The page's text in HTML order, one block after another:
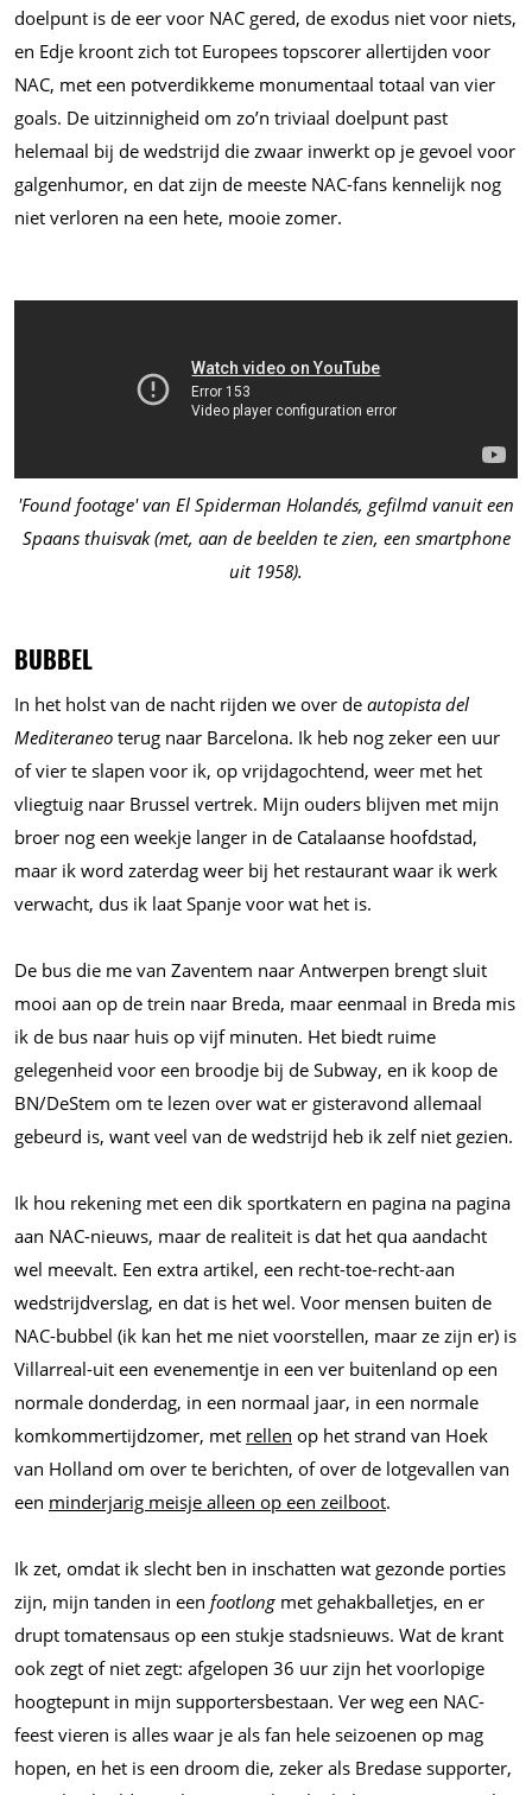
doelpunt is de eer voor NAC gered, de exodus niet voor niets,
en Edje kroont zich tot Europees topscorer allertijden voor
NAC, met een potverdikkeme monumentaal totaal van vier
goals. De uitzinnigheid om zo’n triviaal doelpunt past
helemaal bij de wedstrijd die zwaar inwerkt op je gevoel voor
galgenhumor, en dat zijn de meeste NAC-fans kennelijk nog
niet verloren na een hete, mooie zomer.
'Found footage' van El Spiderman Holandés, gefilmd vanuit een
Spaans thuisvak (met, aan de beelden te zien, een smartphone
uit 1958).
BUBBEL
In het holst van de nacht rijden we over de autopista del
Mediteraneo terug naar Barcelona. Ik heb nog zeker een uur
of vier te slapen voor ik, op vrijdagochtend, weer met het
vliegtuig naar Brussel vertrek. Mijn ouders blijven met mijn
broer nog een weekje langer in de Catalaanse hoofdstad,
maar ik word zaterdag weer bij het restaurant waar ik werk
verwacht, dus ik laat Spanje voor wat het is.
De bus die me van Zaventem naar Antwerpen brengt sluit
mooi aan op de trein naar Breda, maar eenmaal in Breda mis
ik de bus naar huis op vijf minuten. Het biedt ruime
gelegenheid voor een broodje bij de Subway, en ik koop de
BN/DeStem om te lezen over wat er gisteravond allemaal
gebeurd is, want veel van de wedstrijd heb ik zelf niet gezien.
Ik hou rekening met een dik sportkatern en pagina na pagina
aan NAC-nieuws, maar de realiteit is dat het qua aandacht
wel meevalt. Een extra artikel, een recht-toe-recht-aan
wedstrijdverslag, en dat is het wel. Voor mensen buiten de
NAC-bubbel (ik kan het me niet voorstellen, maar ze zijn er) is
Villarreal-uit een evenementje in een ver buitenland op een
normale donderdag, in een normaal jaar, in een normale
komkommertijdzomer, met rellen op het strand van Hoek
van Holland om over te berichten, of over de lotgevallen van
een minderjarig meisje alleen op een zeilboot.
Ik zet, omdat ik slecht ben in inschatten wat gezonde porties
zijn, mijn tanden in een footlong met gehakballetjes, en er
drupt tomatensaus op een stukje stadsnieuws. Wat de krant
ook zegt of niet zegt: afgelopen 36 uur zijn het voorlopige
hoogtepunt in mijn supportersbestaan. Ver weg een NAC-
feest vieren is alles waar je als fan hele seizoenen op mag
hopen, en het is een droom die, zeker als Bredase supporter,